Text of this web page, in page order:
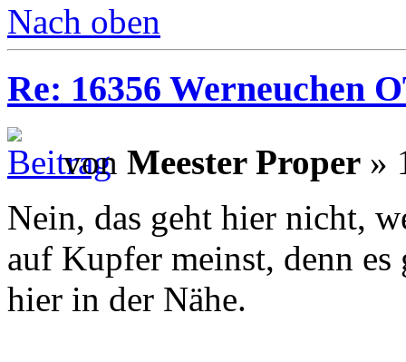
Nach oben
Re: 16356 Werneuchen
von Meester Proper »
Nein, das geht hier nicht,
auf Kupfer meinst, denn
hier in der Nähe.